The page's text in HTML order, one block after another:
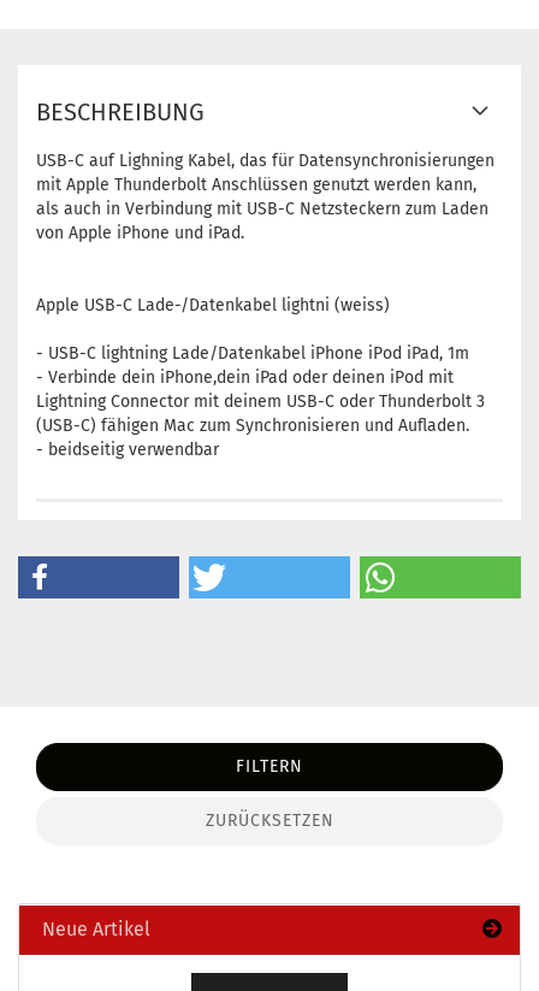
BESCHREIBUNG
USB-C auf Lighning Kabel, das für Datensynchronisierungen
mit Apple Thunderbolt Anschlüssen genutzt werden kann,
als auch in Verbindung mit USB-C Netzsteckern zum Laden
von Apple iPhone und iPad.
Apple USB-C Lade-/Datenkabel lightni (weiss)
- USB-C lightning Lade/Datenkabel iPhone iPod iPad, 1m
- Verbinde dein iPhone,dein iPad oder deinen iPod mit
Lightning Connector mit deinem USB-C oder Thunderbolt 3
(USB-C) fähigen Mac zum Synchronisieren und Aufladen.
- beidseitig verwendbar
FILTERN
ZURÜCKSETZEN
Neue Artikel